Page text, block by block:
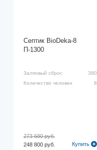
Септик BioDeka-8
П-1300
Залповый сброс
380
Количество человек
8
248 800 руб.
273 680 руб.
Купить